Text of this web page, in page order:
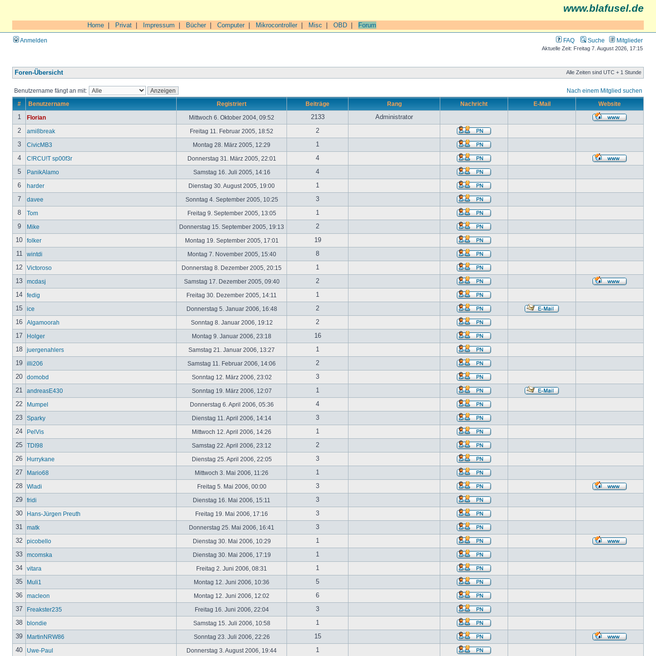
www.blafusel.de
Home Privat Impressum Bücher| Computer| Mikrocontroller| Misc OBD Forum
Anmelden FAQ Suche Mitglieder
Aktuelle Zeit: Freitag 7. August 2026, 17:15
Foren-Übersicht Alle Zeiten sind UTC + 1 Stunde
Benutzername fängt an mit: Nach einem Mitglied suchen
# Benutzername Registriert Beiträge Rang Nachricht E-Mail Website
1 Florian Mittwoch 6. Oktober 2004, 09:52 2133
Administrator
2
ami8break Freitag 11. Februar 2005, 18:52
2
3
CivicMB3 Montag 28. März 2005, 12:29
1
4
C!RCU!T sp00f3r Donnerstag 31. März 2005, 22:01
4
5
PanikAlamo Samstag 16. Juli 2005, 14:16
4
6
harder Dienstag 30. August 2005, 19:00
1
7
davee Sonntag 4. September 2005, 10:25
3
8
Tom Freitag 9. September 2005, 13:05
1
9
Mike Donnerstag 15. September 2005, 19:13
2
10
folker Montag 19. September 2005, 17:01
19
11
wintdi Montag 7. November 2005, 15:40
8
12
Victoroso Donnerstag 8. Dezember 2005, 20:15
1
13
mcdasj Samstag 17. Dezember 2005, 09:40
2
14
fedig Freitag 30. Dezember 2005, 14:11
1
15
ice Donnerstag 5. Januar 2006, 16:48
2
16
Algamoorah Sonntag 8. Januar 2006, 19:12
2
17
Holger Montag 9. Januar 2006, 23:18
16
18
juergenahlers Samstag 21. Januar 2006, 13:27
1
19
illi206 Samstag 11. Februar 2006, 14:06
2
20
domobd Sonntag 12. März 2006, 23:02
3
21
andreasE430 Sonntag 19. März 2006, 12:07
1
22
Mumpel Donnerstag 6. April 2006, 05:36
4
23
Sparky Dienstag 11. April 2006, 14:14
3
24
PelVis Mittwoch 12. April 2006, 14:26
1
25
TDI98 Samstag 22. April 2006, 23:12
2
26
Hurrykane Dienstag 25. April 2006, 22:05
3
27
Mario68 Mittwoch 3. Mai 2006, 11:26
1
28
Wladi Freitag 5. Mai 2006, 00:00
3
29
fridi Dienstag 16. Mai 2006, 15:11
3
30
Hans-Jürgen Preuth Freitag 19. Mai 2006, 17:16
3
31
matk Donnerstag 25. Mai 2006, 16:41
3
32
picobello Dienstag 30. Mai 2006, 10:29
1
33
mcomska Dienstag 30. Mai 2006, 17:19
1
34
vitara Freitag 2. Juni 2006, 08:31
1
35
Muli1 Montag 12. Juni 2006, 10:36
5
36
macleon Montag 12. Juni 2006, 12:02
6
37
Freakster235 Freitag 16. Juni 2006, 22:04
3
38
blondie Samstag 15. Juli 2006, 10:58
1
39
MartinNRW86 Sonntag 23. Juli 2006, 22:26
15
40
Uwe-Paul Donnerstag 3. August 2006, 19:44 1